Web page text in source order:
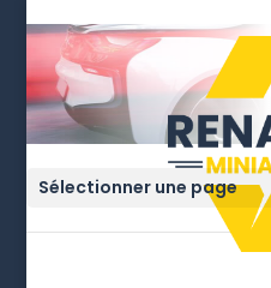
Sélectionner une page